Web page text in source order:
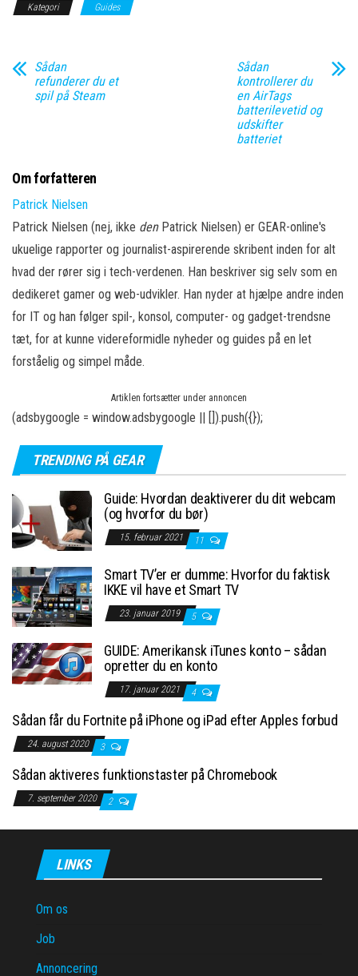
Kategori Guides
Sådan
refunderer du et
spil på Steam
Sådan
kontrollerer du
en AirTags
batterilevetid og
udskifter
batteriet
Om forfatteren
Patrick Nielsen
Patrick Nielsen (nej, ikke denPatrick Nielsen) er GEAR-online's
ukuelige rapporter og journalist-aspirerende skribent inden for alt
hvad der rører sig i tech-verdenen. Han beskriver sig selv som en
dedikeret gamer og web-udvikler. Han nyder at hjælpe andre inden
for IT og han følger spil-, konsol, computer- og gadget-trendsne
tæt, for at kunne videreformidle nyheder og guides på en let
forståelig og simpel måde.
Artiklen fortsætter under annoncen
(adsbygoogle = window.adsbygoogle || []).push({});
TRENDING PÅ GEAR
Guide: Hvordan deaktiverer du dit webcam
(og hvorfor du bør)
15. februar 2021 11
Smart TV’er er dumme: Hvorfor du faktisk
IKKE vil have et Smart TV
23. januar 2019 5
GUIDE: Amerikansk iTunes konto – sådan
opretter du en konto
17. januar 2021 4
Sådan får du Fortnite på iPhone og iPad efter Apples forbud
24. august 2020 3
Sådan aktiveres funktionstaster på Chromebook
7. september 2020 2
LINKS
Om os
Job
Annoncering